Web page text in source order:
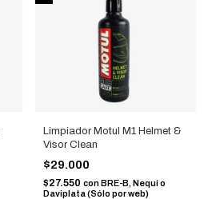
Limpiador Motul M1 Helmet &
Visor Clean
$29.000
$27.550 con BRE-B, Nequi o
Daviplata (Sólo por web)